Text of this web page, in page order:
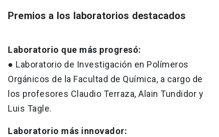
Premios a los laboratorios destacados
Laboratorio que más progresó:
● Laboratorio de Investigación en Polímeros
Orgánicos de la Facultad de Química, a cargo de
los profesores Claudio Terraza, Alain Tundidor y
Luis Tagle.
Laboratorio más innovador: